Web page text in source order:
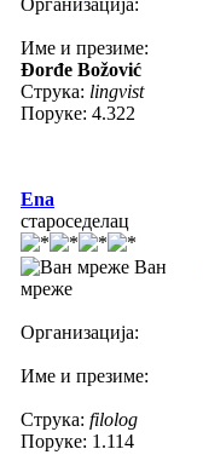
Име и презиме:
Đorđe Božović
Струка: lingvist
Поруке: 4.322
Ena
староседелац
Ван
мреже
Организација:
Име и презиме:
Струка: filolog
Поруке: 1.114